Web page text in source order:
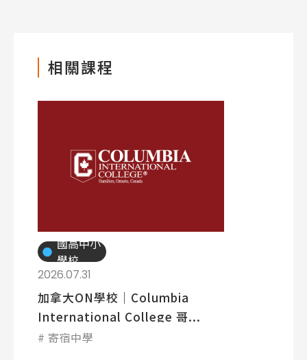
相關課程
國高中小
學校
2026.07.31
加拿大ON學校│Columbia
International College 哥...
寄宿中學